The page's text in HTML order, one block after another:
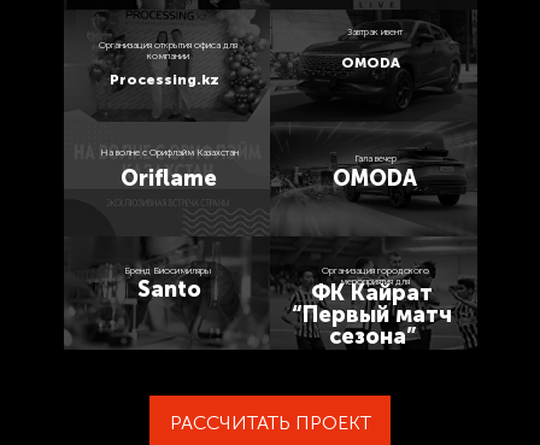
Организация открытия офиса для
компании
Processing.kz
Завтрак ивент
OMODA
Бренд Биосимиляры
Santo
Организация городского
мероприятия для
ФК Кайрат
“Первый матч
сезона”
На волне с Орифлэйм Казахстан
Oriflame
Гала вечер
OMODA
РАССЧИТАТЬ ПРОЕКТ